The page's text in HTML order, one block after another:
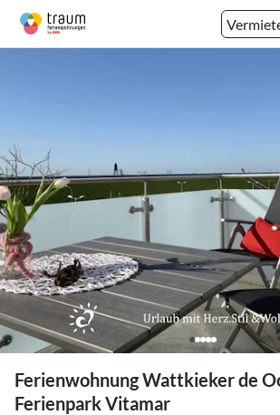
Ferienwohnung Wattkieker de
Ferienpark Vitamar